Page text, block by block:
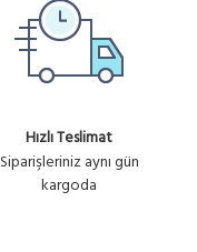
U1471
Ürün
U1520
Hızlı Teslimat
Siparişleriniz aynı gün
kargoda